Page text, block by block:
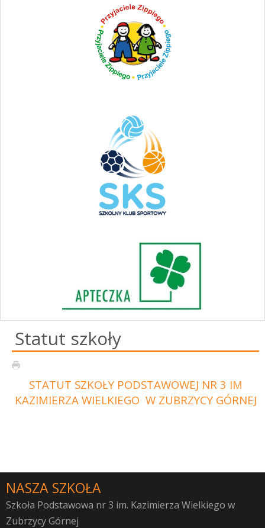
Statut szkoły
STATUT SZKOŁY PODSTAWOWEJ NR 3 IM
KAZIMIERZA WIELKIEGO W ZUBRZYCY GÓRNEJ
NASZA SZKOŁA
Szkoła Podstawowa nr 3 im. Kazimierza Wielkiego w
Zubrzycy Górnej